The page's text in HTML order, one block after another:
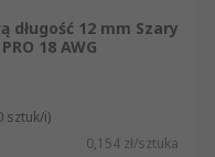
długość 12 mm Szary
18 AWG
sztuk/i)
0,154 zł/sztuka